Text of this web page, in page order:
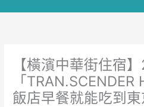
【橫濱中華街住宿
「TRAN.SCENDER
飯店早餐就能吃到